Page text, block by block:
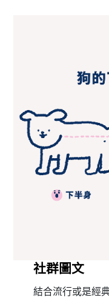
社群圖文
結合流行或是經